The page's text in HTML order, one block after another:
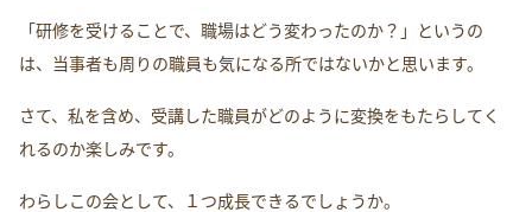
「研修を受けることで、職場はどう変わったのか？」というの
は、当事者も周りの職員も気になる所ではないかと思います。
さて、私を含め、受講した職員がどのように変換をもたらしてく
れるのか楽しみです。
わらしこの会として、１つ成長できるでしょうか。